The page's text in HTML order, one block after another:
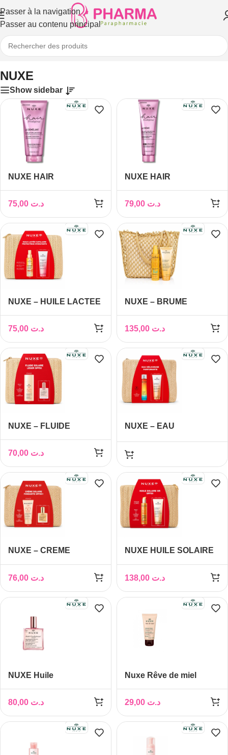
Passer à la navigation
Passer au contenu principal
Accueil/NUXE
NUXE
Show sidebar
NUXE HAIR
DEMELANT
BRILLANCE MIROIR
200M
د.ت
NUXE HAIR
CREME NUTRITION
INTENSE 100ML
د.ت
NUXE – HUILE LACTEE
PROTECTRICE
HYDRATANTE +
GELLEE DE DOUCHE
100ML ET TROUSSE
OFFERTES
د.ت
NUXE – BRUME
SPF30 + LAIT DE
CORPS SUBLIMATEUR
200ML ET SAC DE
PLAGE OFFERTS
د.ت
NUXE – FLUIDE
+ HUILE FLORALE ET
TROUSSE OFFERTES
د.ت
NUXE – EAU
PARFUMANTE +
PRODIGIEUX HUILE DE
DOUCHE 200ML ET
TROUSSE OFFERTES
NUXE – CREME
SPF50+ + HUILE
PRODIGIEUSE ET
TROUSSE OFFERTES
د.ت
NUXE HUILE SOLAIRE
CORPS SUBLIMATEUR
200ML
(OFFERT)+TROUSSE
د.ت
NUXE Huile
100 ml
د.ت
Nuxe Rêve de miel
50ml
د.ت